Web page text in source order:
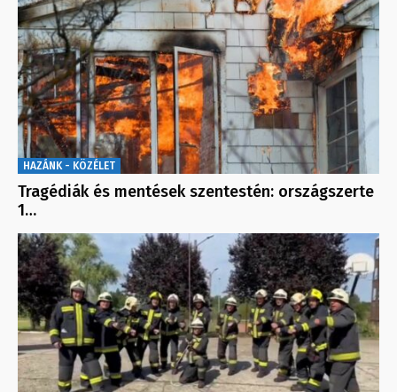
HAZÁNK - KÖZÉLET
Tragédiák és mentések szentestén: országszerte
1…